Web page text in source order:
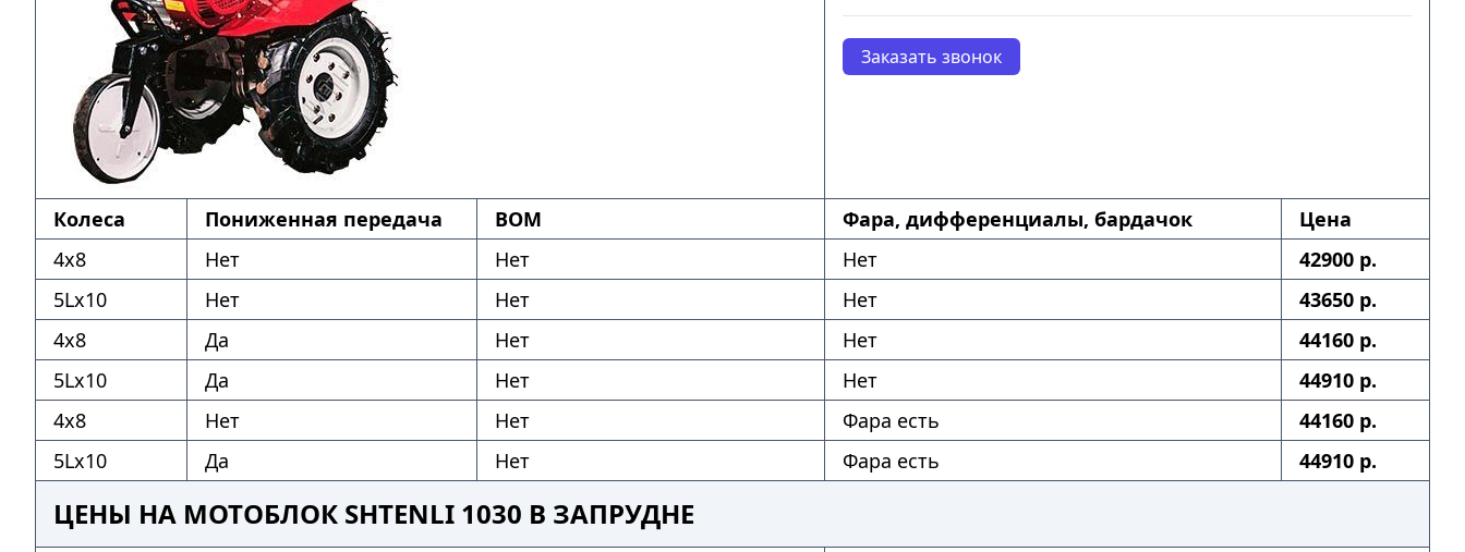
Заказать звонок
Колеса Пониженная передача ВОМ Фара, дифференциалы, бардачок
Цена
4х8
Нет Нет Нет
42900 р.
5Lх10
Нет Нет Нет
43650 р.
4х8
Да Нет Нет
44160 р.
5Lх10
Да Нет Нет
44910 р.
4х8
Нет Нет Фара есть
44160 р.
5Lх10
Да Нет Фара есть 44910 р.
ЦЕНЫ НА МОТОБЛОК SHTENLI 1030 В ЗАПРУДНЕ